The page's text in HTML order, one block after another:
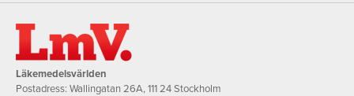
Läkemedelsvärlden
Postadress: Wallingatan 26A, 111 24 Stockholm